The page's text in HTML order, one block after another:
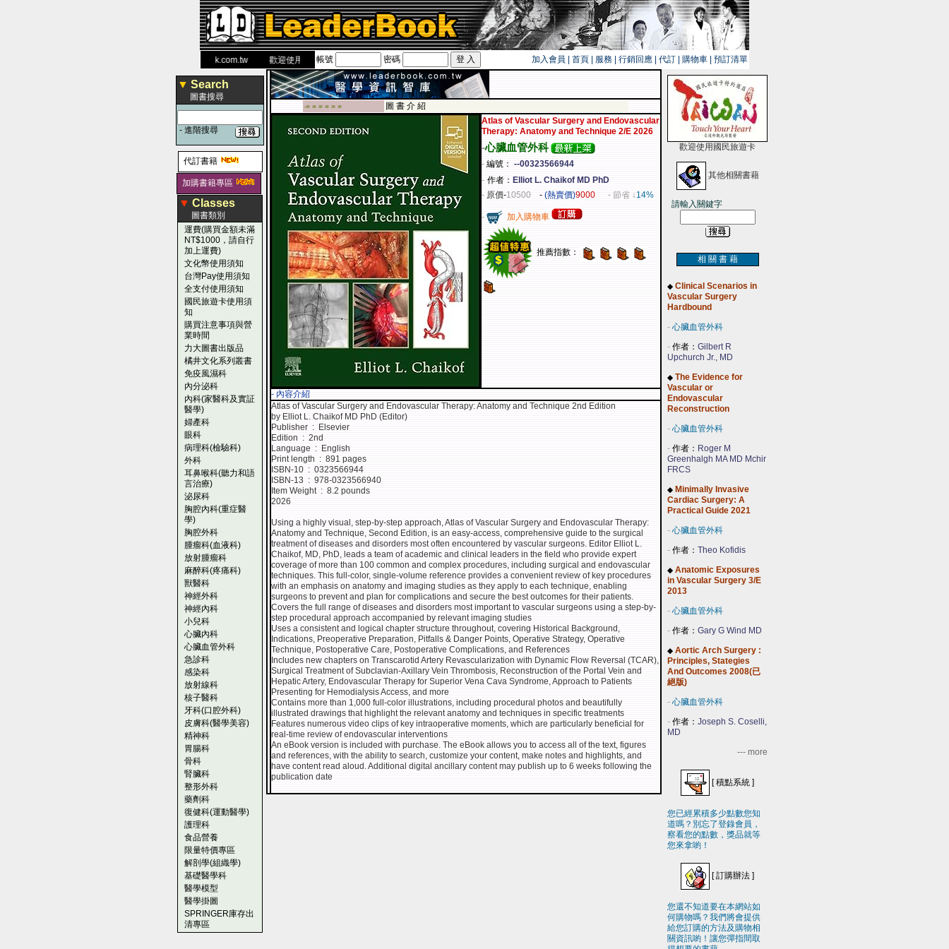
www.leaderbook.com.tw歡迎使用 國民旅遊卡！！
帳號 密碼 加入會員 首頁 服務 行銷回應 代訂 購物車 預訂清單
▼ Search
圖書搜尋
- 進階搜尋
代訂書籍
加購書籍專區
▼ Classes
圖書類別
運費(購買金額未滿
NT$1000，請自行
加上運費)
文化幣使用須知
台灣Pay使用須知
全支付使用須知
國民旅遊卡使用須
知
購買注意事項與營
業時間
力大圖書出版品
橘井文化系列叢書
免疫風濕科
內分泌科
內科(家醫科及實証
醫學)
婦產科
眼科
病理科(檢驗科)
外科
耳鼻喉科(聽力和語
言治療)
泌尿科
胸腔內科(重症醫
學)
胸腔外科
腫瘤科(血液科)
放射腫瘤科
麻醉科(疼痛科)
獸醫科
神經外科
神經內科
小兒科
心臟內科
心臟血管外科
急診科
感染科
放射線科
核子醫科
牙科(口腔外科)
皮膚科(醫學美容)
精神科
胃腸科
骨科
腎臟科
整形外科
藥劑科
復健科(運動醫學)
護理科
食品營養
限量特價專區
解剖學(組織學)
基礎醫學科
醫學模型
醫學掛圖
SPRINGER庫存出
清專區
-■ ■ ■ ■ ■ ■
圖 書 介 紹
Atlas of Vascular Surgery and Endovascular
Therapy: Anatomy and Technique 2/E 2026
-心臟血管外科
- 編號： --00323566944
- 作者： Elliot L. Chaikof MD PhD
- 原價-10500 - (熱賣價)9000 - 節省 ↓14%
- 加入購物車
推薦指數：
- 內容介紹
Atlas of Vascular Surgery and Endovascular Therapy: Anatomy and Technique 2nd Edition
by Elliot L. Chaikof MD PhD (Editor)
Publisher ‏ : ‎ Elsevier
Edition ‏ : ‎ 2nd
Language ‏ : ‎ English
Print length ‏ : ‎ 891 pages
ISBN-10 ‏ : ‎ 0323566944
ISBN-13 ‏ : ‎ 978-0323566940
Item Weight ‏ : ‎ 8.2 pounds
2026
Using a highly visual, step-by-step approach, Atlas of Vascular Surgery and Endovascular Therapy:
Anatomy and Technique, Second Edition, is an easy-access, comprehensive guide to the surgical
treatment of diseases and disorders most often encountered by vascular surgeons. Editor Elliot L.
Chaikof, MD, PhD, leads a team of academic and clinical leaders in the field who provide expert
coverage of more than 100 common and complex procedures, including surgical and endovascular
techniques. This full-color, single-volume reference provides a convenient review of key procedures
with an emphasis on anatomy and imaging studies as they apply to each technique, enabling
surgeons to prevent and plan for complications and secure the best outcomes for their patients.
Covers the full range of diseases and disorders most important to vascular surgeons using a step-by-
step procedural approach accompanied by relevant imaging studies
Uses a consistent and logical chapter structure throughout, covering Historical Background,
Indications, Preoperative Preparation, Pitfalls & Danger Points, Operative Strategy, Operative
Technique, Postoperative Care, Postoperative Complications, and References
Includes new chapters on Transcarotid Artery Revascularization with Dynamic Flow Reversal (TCAR),
Surgical Treatment of Subclavian-Axillary Vein Thrombosis, Reconstruction of the Portal Vein and
Hepatic Artery, Endovascular Therapy for Superior Vena Cava Syndrome, Approach to Patients
Presenting for Hemodialysis Access, and more
Contains more than 1,000 full-color illustrations, including procedural photos and beautifully
illustrated drawings that highlight the relevant anatomy and techniques in specific treatments
Features numerous video clips of key intraoperative moments, which are particularly beneficial for
real-time review of endovascular interventions
An eBook version is included with purchase. The eBook allows you to access all of the text, figures
and references, with the ability to search, customize your content, make notes and highlights, and
have content read aloud. Additional digital ancillary content may publish up to 6 weeks following the
publication date
歡迎使用國民旅遊卡
其他相關書藉
請輸入關鍵字
相 關 書 藉
◆ Clinical Scenarios in
Vascular Surgery
Hardbound
- 心臟血管外科
- 作者： Gilbert R
Upchurch Jr., MD
◆ The Evidence for
Vascular or
Endovascular
Reconstruction
- 心臟血管外科
- 作者： Roger M
Greenhalgh MA MD Mchir
FRCS
◆ Minimally Invasive
Cardiac Surgery: A
Practical Guide 2021
- 心臟血管外科
- 作者： Theo Kofidis
◆ Anatomic Exposures
in Vascular Surgery 3/E
2013
- 心臟血管外科
- 作者： Gary G Wind MD
◆ Aortic Arch Surgery :
Principles, Stategies
And Outcomes 2008(已
絕版)
- 心臟血管外科
- 作者： Joseph S. Coselli,
MD
--- more
[積點系統 ]
您已經累積多少點數您知
道嗎？別忘了登錄會員，
察看您的點數，獎品就等
您來拿喲！
[訂購辦法 ]
您還不知道要在本網站如
何購物嗎？我們將會提供
給您訂購的方法及購物相
關資訊喲！讓您彈指間取